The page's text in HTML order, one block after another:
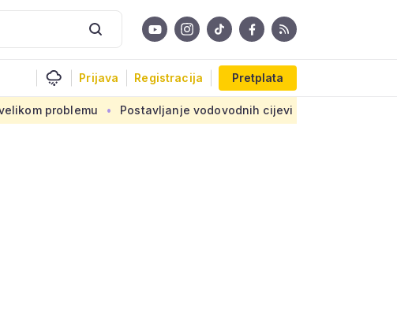
Prijava Registracija Pretplata
Postavljanje vodovodnih cijevi u okviru sedam velikih projekata: